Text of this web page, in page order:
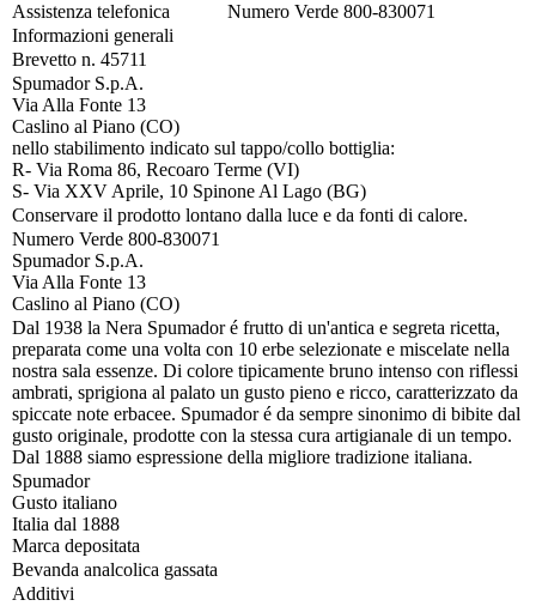
Assistenza telefonica
Numero Verde 800-830071
Informazioni generali
Brevetto n. 45711
Spumador S.p.A.
Via Alla Fonte 13
Caslino al Piano (CO)
nello stabilimento indicato sul tappo/collo bottiglia:
R- Via Roma 86, Recoaro Terme (VI)
S- Via XXV Aprile, 10 Spinone Al Lago (BG)
Conservare il prodotto lontano dalla luce e da fonti di calore.
Numero Verde 800-830071
Spumador S.p.A.
Via Alla Fonte 13
Caslino al Piano (CO)
Dal 1938 la Nera Spumador é frutto di un'antica e segreta ricetta,
preparata come una volta con 10 erbe selezionate e miscelate nella
nostra sala essenze. Di colore tipicamente bruno intenso con riflessi
ambrati, sprigiona al palato un gusto pieno e ricco, caratterizzato da
spiccate note erbacee. Spumador é da sempre sinonimo di bibite dal
gusto originale, prodotte con la stessa cura artigianale di un tempo.
Dal 1888 siamo espressione della migliore tradizione italiana.
Spumador
Gusto italiano
Italia dal 1888
Marca depositata
Bevanda analcolica gassata
Additivi